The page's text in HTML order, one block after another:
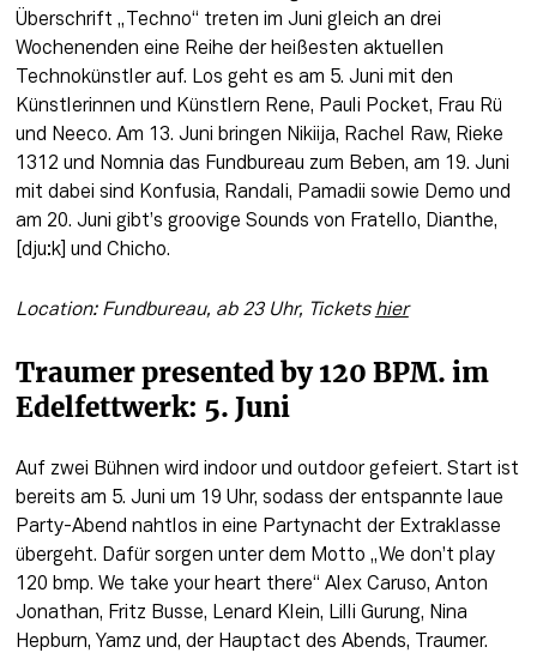
Überschrift „Techno“ treten im Juni gleich an drei
Wochenenden eine Reihe der heißesten aktuellen
Technokünstler auf. Los geht es am 5. Juni mit den
Künstlerinnen und Künstlern Rene, Pauli Pocket, Frau Rü
und Neeco. Am 13. Juni bringen Nikiija, Rachel Raw, Rieke
1312 und Nomnia das Fundbureau zum Beben, am 19. Juni
mit dabei sind Konfusia, Randali, Pamadii sowie Demo und
am 20. Juni gibt’s groovige Sounds von Fratello, Dianthe,
[dju:k] und Chicho.
Location: Fundbureau, ab 23 Uhr, Tickets hier
Traumer presented by 120 BPM. im
Edelfettwerk: 5. Juni
Auf zwei Bühnen wird indoor und outdoor gefeiert. Start ist
bereits am 5. Juni um 19 Uhr, sodass der entspannte laue
Party-Abend nahtlos in eine Partynacht der Extraklasse
übergeht. Dafür sorgen unter dem Motto „We don’t play
120 bmp. We take your heart there“ Alex Caruso, Anton
Jonathan, Fritz Busse, Lenard Klein, Lilli Gurung, Nina
Hepburn, Yamz und, der Hauptact des Abends, Traumer.